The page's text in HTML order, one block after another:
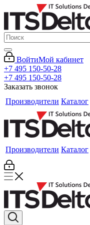
ВойтиМой кабинет
+7 495 150-50-28
+7 495 150-50-28
Заказать звонок
Производители Каталог
Производители Каталог